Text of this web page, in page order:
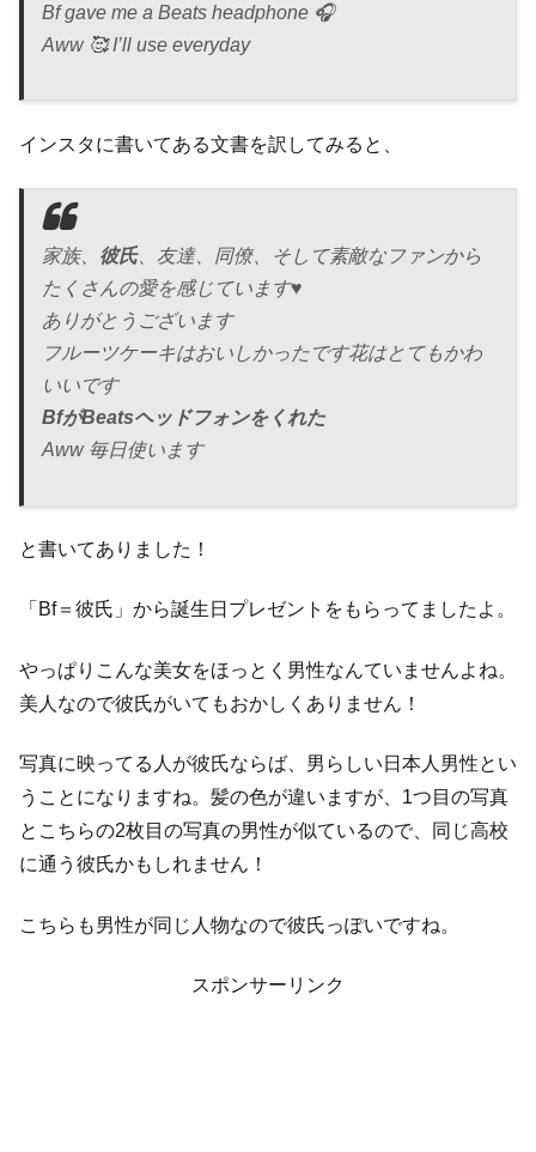
Bf gave me a Beats headphone 🎧
Aww 🥰 I’ll use everyday
インスタに書いてある文書を訳してみると、
家族、 彼氏、友達、同僚、そして素敵なファンから
たくさんの愛を感じています♥️
ありがとうございます
フルーツケーキはおいしかったです花はとてもかわ
いいです
BfがBeatsヘッドフォンをくれた
Aww 毎日使います
と書いてありました！
「Bf＝彼氏」から誕生日プレゼントをもらってましたよ。
やっぱりこんな美女をほっとく男性なんていませんよね。
美人なので彼氏がいてもおかしくありません！
写真に映ってる人が彼氏ならば、男らしい日本人男性とい
うことになりますね。髪の色が違いますが、1つ目の写真
とこちらの2枚目の写真の男性が似ているので、同じ高校
に通う彼氏かもしれません！
こちらも男性が同じ人物なので彼氏っぽいですね。
スポンサーリンク